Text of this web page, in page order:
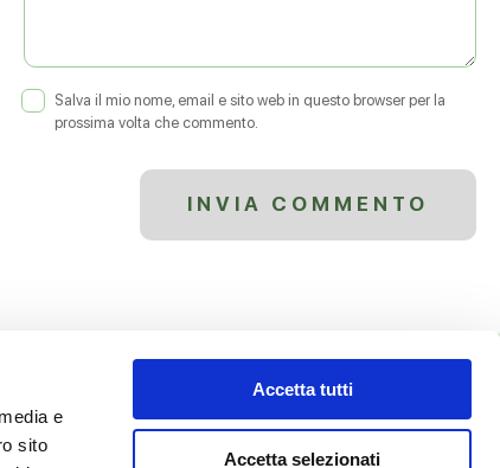
e
sito
Accetta tutti
Accetta selezionati
Salva il mio nome, email e sito web in questo browser per la
prossima volta che commento.